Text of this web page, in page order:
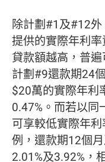
除計劃#1及#12
提供的實際年利
貸款額越高，普
計劃#9還款期24
$20萬的實際年利
0.47%。而若以同
可享較低實際年
例，還款期12個
2.01%及3.92%，